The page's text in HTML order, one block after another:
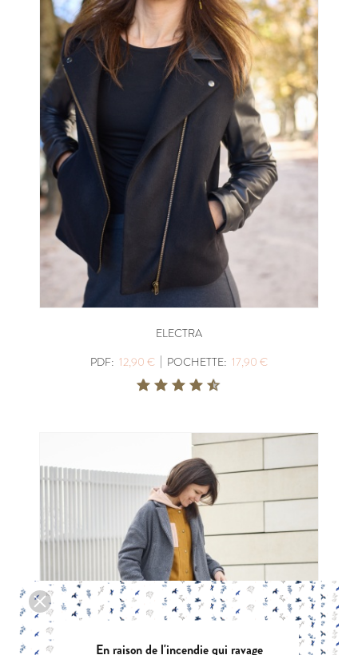
ELECTRA
PDF: 12,90 € | POCHETTE: 17,90 €
En raison de l'incendie qui ravage